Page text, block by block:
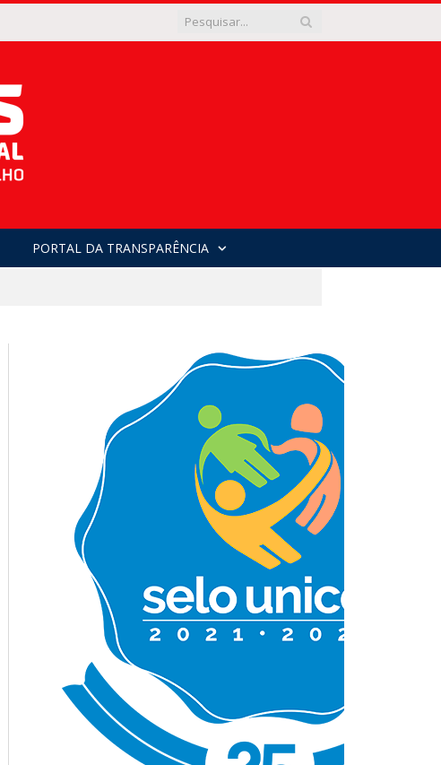
PORTAL DA TRANSPARÊNCIA